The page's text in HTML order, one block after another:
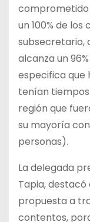
comprometido
un 100% de los
subsecretario,
alcanza un
especifica que
tenían
región que
su mayoría
personas).
La delegada
Tapia,
propuesta a
contentos,